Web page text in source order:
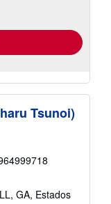
Tsunoi)
GA, Estados